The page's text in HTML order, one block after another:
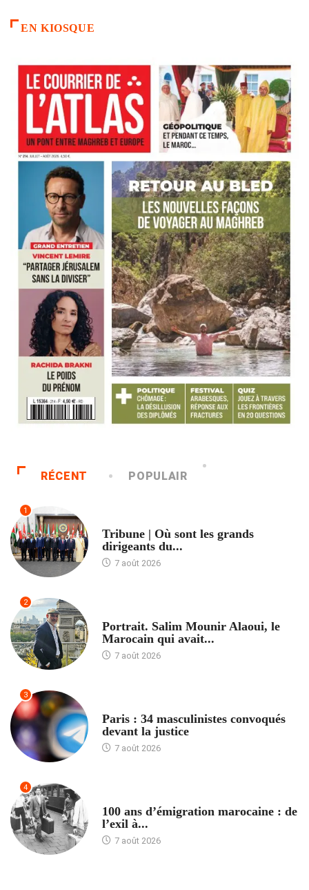
EN KIOSQUE
RÉCENT POPULAIR
1
Tribune | Où sont les grands
dirigeants du...
7 août 2026
2
Portrait. Salim Mounir Alaoui, le
Marocain qui avait...
7 août 2026
3
Paris : 34 masculinistes convoqués
devant la justice
7 août 2026
4
100 ans d’émigration marocaine : de
l’exil à...
7 août 2026